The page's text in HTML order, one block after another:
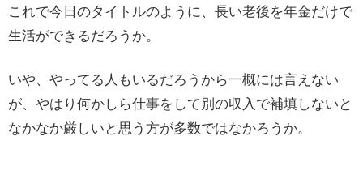
これで今日のタイトルのように、長い老後を年金だけで
生活ができるだろうか。
いや、やってる人もいるだろうから一概には言えない
が、やはり何かしら仕事をして別の収入で補填しないと
なかなか厳しいと思う方が多数ではなかろうか。